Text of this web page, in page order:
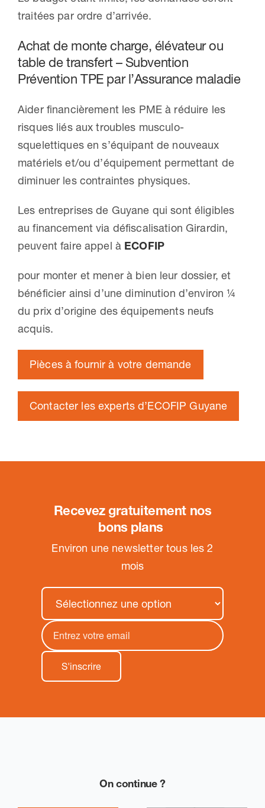
traitées par ordre d’arrivée.
Achat de monte charge, élévateur ou
table de transfert – Subvention
Prévention TPE par l’Assurance maladie
Aider financièrement les PME à réduire les
risques liés aux troubles musculo-
squelettiques en s’équipant de nouveaux
matériels et/ou d’équipement permettant de
diminuer les contraintes physiques.
Les entreprises de Guyane qui sont éligibles
au financement via défiscalisation Girardin,
peuvent faire appel à ECOFIP
pour monter et mener à bien leur dossier, et
bénéficier ainsi d’une diminution d’environ ¼
du prix d’origine des équipements neufs
acquis.
Pièces à fournir à votre demande
Contacter les experts d’ECOFIP Guyane
Recevez gratuitement nos
bons plans
Environ une newsletter tous les 2
mois
On continue ?